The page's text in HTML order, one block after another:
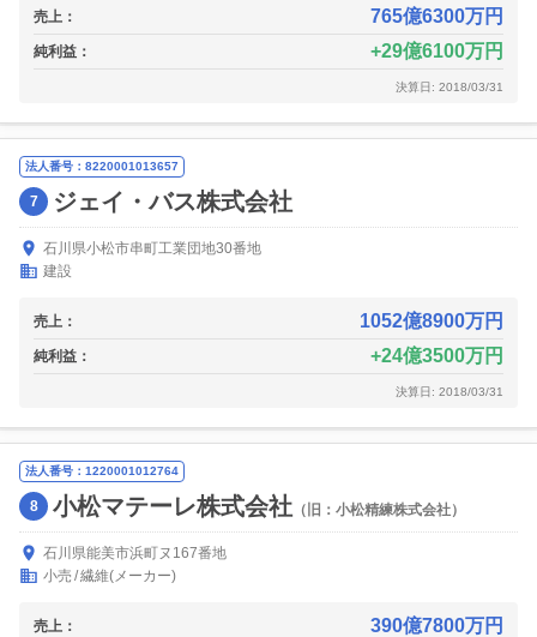
売上： 765億6300万円
純利益： 29億6100万円
決算日: 2018/03/31
法人番号：8220001013657
7 ジェイ・バス株式会社
石川県小松市串町工業団地30番地
建設
売上： 1052億8900万円
純利益： 24億3500万円
決算日: 2018/03/31
法人番号：1220001012764
8 小松マテーレ株式会社 （旧：小松精練株式会社）
石川県能美市浜町ヌ167番地
小売 繊維(メーカー)
売上： 390億7800万円